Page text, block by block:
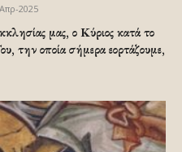
2025
μας, ο Κύριος κατά το
την οποία σήμερα εορτάζουμε,